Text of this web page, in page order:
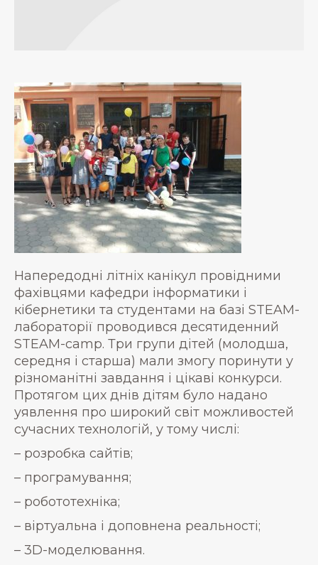
Напередодні літніх канікул провідними
фахівцями кафедри інформатики і
кібернетики та студентами на базі STEAM-
лабораторії проводився десятиденний
STEAM-camp. Три групи дітей (молодша,
середня і старша) мали змогу поринути у
різноманітні завдання і цікаві конкурси.
Протягом цих днів дітям було надано
уявлення про широкий світ можливостей
сучасних технологій, у тому числі:
– розробка сайтів;
– програмування;
– робототехніка;
– віртуальна і доповнена реальності;
– 3D-моделювання.